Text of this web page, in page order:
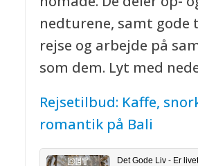
nedturene, samt gode
rejse og arbejde på
som dem. Lyt med
Rejsetilbud: Kaffe,
romantik på Bali